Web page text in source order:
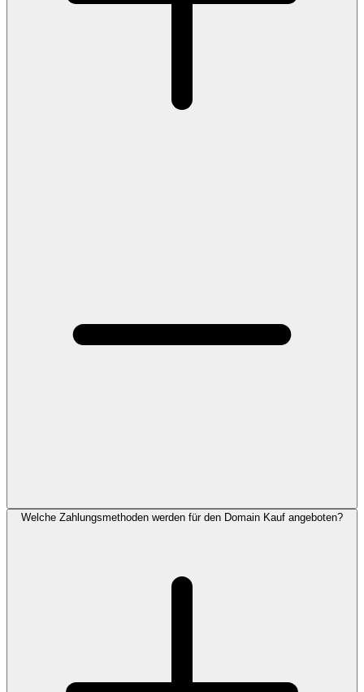
Welche Zahlungsmethoden werden für den Domain Kauf angeboten?